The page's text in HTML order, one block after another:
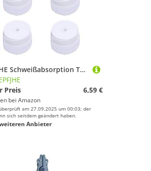
ZEPFJHE Schweißabsorption Tennisschläger Grip Badmintons Squash Training Sweatband Nonslip Grips Overgrip Dauerhafte Antislip Schläger Super Absorbiert
Preis
6,59 €
bei Amazon
am 27.09.2025 um 00:03; der
sich seitdem geändert haben.
Anbieter